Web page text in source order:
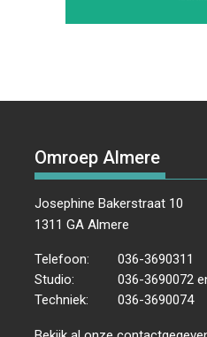
Omroep Almere
Josephine Bakerstraat 10
1311 GA Almere
Telefoon:
036-3690311
Studio:
036-3690072
Techniek:
036-3690074